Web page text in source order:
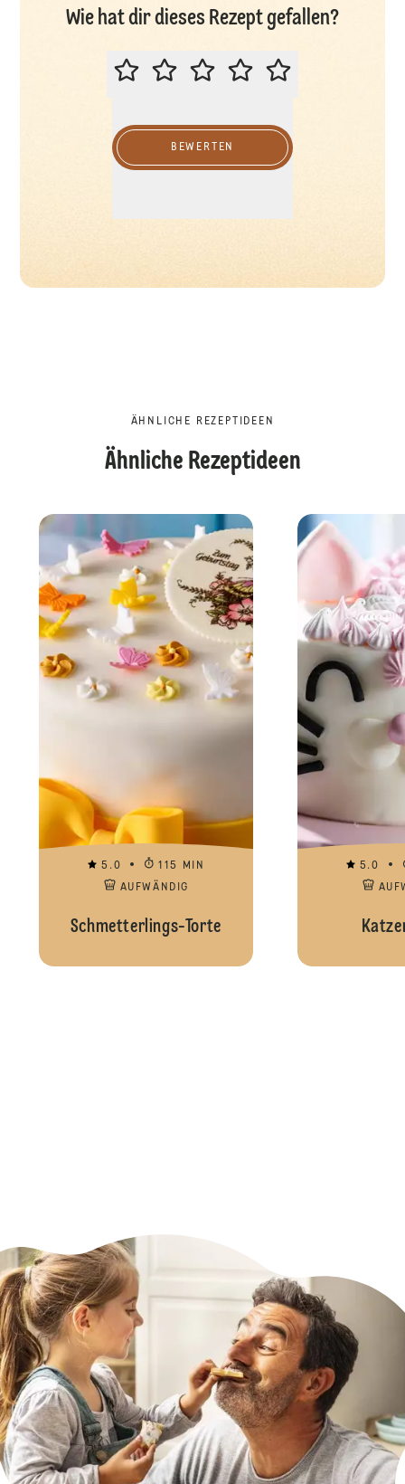
Wie hat dir dieses Rezept gefallen?
BITTE BEWERTEN SIE DIESES
BEWERTEN
ÄHNLICHE REZEPTIDEEN
Ähnliche Rezeptideen
5.0
115 MIN
AUFWÄNDIG
Schmetterlings-Torte
5.0